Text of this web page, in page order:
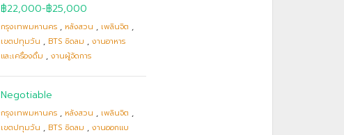
฿22,000-฿25,000
กรุงเทพมหานคร , หลังสวน , เพลินจิต ,
เขตปทุมวัน , BTS ชิดลม ,งานอาหาร
และเครื่องดื่ม ,งานผู้จัดการ
Negotiable
กรุงเทพมหานคร , หลังสวน , เพลินจิต ,
เขตปทุมวัน , BTS ชิดลม ,งานออกแบ